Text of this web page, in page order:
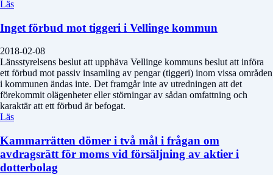
Läs
Inget förbud mot tiggeri i Vellinge kommun
2018-02-08
Länsstyrelsens beslut att upphäva Vellinge kommuns beslut att införa
ett förbud mot passiv insamling av pengar (tiggeri) inom vissa områden
i kommunen ändas inte. Det framgår inte av utredningen att det
förekommit olägenheter eller störningar av sådan omfattning och
karaktär att ett förbud är befogat.
Läs
Kammarrätten dömer i två mål i frågan om
avdragsrätt för moms vid försäljning av aktier i
dotterbolag